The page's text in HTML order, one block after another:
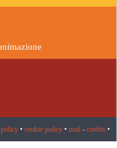
• cookie policy • mail - credits •